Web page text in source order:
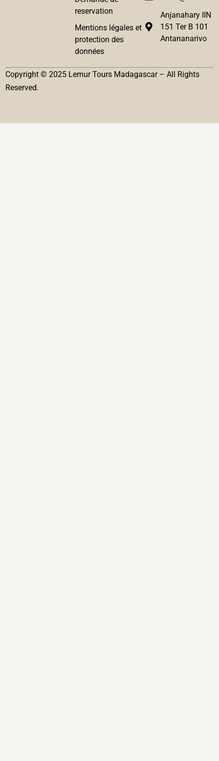
reservation
Mentions légales et
protection des
données
Anjanahary IIN
151 Ter B 101
Antananarivo
Copyright © 2025 Lemur Tours Madagascar – All Rights
Reserved.